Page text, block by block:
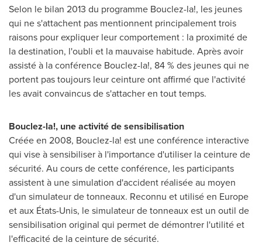
Selon le bilan 2013 du programme Bouclez-la!, les jeunes
qui ne s'attachent pas mentionnent principalement trois
raisons pour expliquer leur comportement : la proximité de
la destination, l'oubli et la mauvaise habitude. Après avoir
assisté à la conférence Bouclez-la!, 84 % des jeunes qui ne
portent pas toujours leur ceinture ont affirmé que l'activité
les avait convaincus de s'attacher en tout temps.
Bouclez-la!, une activité de sensibilisation
Créée en 2008, Bouclez-la! est une conférence interactive
qui vise à sensibiliser à l'importance d'utiliser la ceinture de
sécurité. Au cours de cette conférence, les participants
assistent à une simulation d'accident réalisée au moyen
d'un simulateur de tonneaux. Reconnu et utilisé en Europe
et aux États-Unis, le simulateur de tonneaux est un outil de
sensibilisation original qui permet de démontrer l'utilité et
l'efficacité de la ceinture de sécurité.